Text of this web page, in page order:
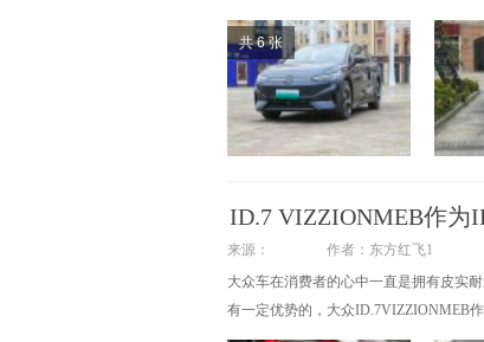
共 6 张
ID.7 VIZZIONMEB作为
来源： 作者：东方红飞1
大众车在消费者的心中一直是拥有皮实
有一定优势的，大众ID.7VIZZIONMEB